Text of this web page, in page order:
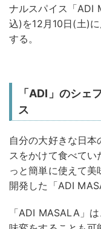
ナルスパイス「ADI
込)を12月10日(土)
する。
「ADI」のシェ
ス
自分の大好きな日
スをかけて食べて
っと簡単に使えて
開発した「ADI
「ADI MASALA」